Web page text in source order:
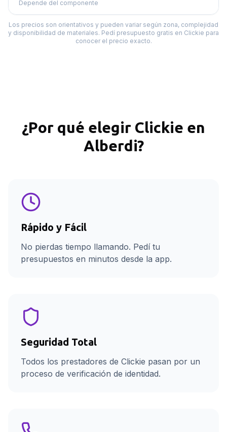
Depende del componente
Los precios son orientativos y pueden variar según zona, complejidad
y disponibilidad de materiales. Pedí presupuesto gratis en Clickie para
conocer el precio exacto.
¿Por qué elegir Clickie en
Alberdi?
Rápido y Fácil
No pierdas tiempo llamando. Pedí tu
presupuestos en minutos desde la app.
Seguridad Total
Todos los prestadores de Clickie pasan por un
proceso de verificación de identidad.